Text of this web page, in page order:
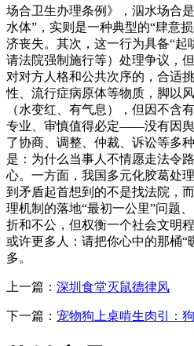
场合卫生办理条例》，泅水场合
水体”，实则是一种典型的“肆意
济丧失。其次，这一行为具备“
请法院强制施行等）处理争议，
对对方人格和公共次序的，合适
性、流行症病原体等物质，脚以
（水变红、有气息），但因不含
专业、审慎值得必定——没有因舆
了协商、调整、仲裁、诉讼等多
是：为什么当事人不情愿走法令
心。一方面，我国多元化胶葛处
到矛盾起首想到的不是找法院，
理机制的落地“最初一公里”问题
折和不公，但权衡一个社会文明
或许更多人：请把你心中的那桶
多。
上一篇： 深圳食堂灭鼠德律风
下一篇： 宠物狗上桌啃生肉引：